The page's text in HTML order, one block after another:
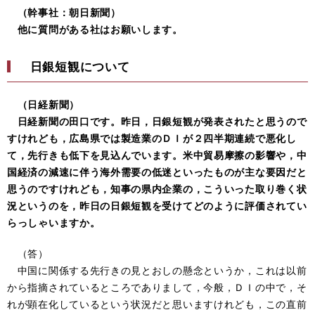
（幹事社：朝日新聞）
他に質問がある社はお願いします。
日銀短観について
（日経新聞）
日経新聞の田口です。昨日，日銀短観が発表されたと思うので
すけれども，広島県では製造業のＤＩが２四半期連続で悪化し
て，先行きも低下を見込んでいます。米中貿易摩擦の影響や，中
国経済の減速に伴う海外需要の低迷といったものが主な要因だと
思うのですけれども，知事の県内企業の，こういった取り巻く状
況というのを，昨日の日銀短観を受けてどのように評価されてい
らっしゃいますか。
（答）
中国に関係する先行きの見とおしの懸念というか，これは以前
から指摘されているところでありまして，今般，ＤＩの中で，そ
れが顕在化しているという状況だと思いますけれども，この直前